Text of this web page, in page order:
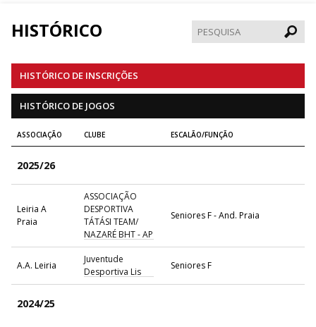
HISTÓRICO
HISTÓRICO DE INSCRIÇÕES
HISTÓRICO DE JOGOS
ASSOCIAÇÃO CLUBE ESCALÃO/FUNÇÃO
2025/26
Leiria A
Praia
ASSOCIAÇÃO
DESPORTIVA
TÁTÁSI TEAM/
NAZARÉ BHT - AP
Seniores F - And. Praia
A.A. Leiria
Juventude
Desportiva Lis
Seniores F
2024/25